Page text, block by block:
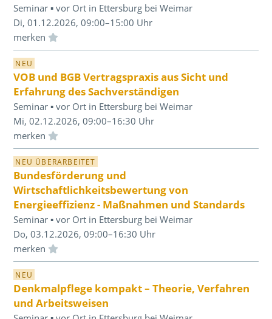
Seminar ▪ vor Ort in Ettersburg bei Weimar
Di, 01.12.2026, 09:00–15:00 Uhr
Einloggen und Merkliste benutzen
NEU
VOB und BGB Vertragspraxis aus Sicht und
Erfahrung des Sachverständigen
Seminar ▪ vor Ort in Ettersburg bei Weimar
Mi, 02.12.2026, 09:00–16:30 Uhr
Einloggen und Merkliste benutzen
NEU ÜBERARBEITET
Bundesförderung und
Wirtschaftlichkeitsbewertung von
Energieeffizienz - Maßnahmen und Standards
Seminar ▪ vor Ort in Ettersburg bei Weimar
Do, 03.12.2026, 09:00–16:30 Uhr
Einloggen und Merkliste benutzen
NEU
Denkmalpflege kompakt – Theorie, Verfahren
und Arbeitsweisen